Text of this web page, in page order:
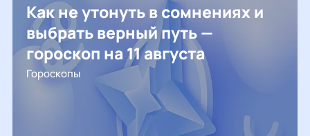
Как не утонуть в сомнениях и
выбрать верный путь —
гороскоп на 11 августа
Гороскопы